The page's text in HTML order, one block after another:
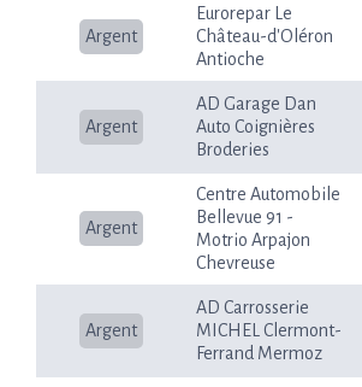
Argent
Eurorepar Le
Château-d'Oléron
Antioche
Argent
AD Garage Dan
Auto Coignières
Broderies
Argent
Centre Automobile
Bellevue 91 -
Motrio Arpajon
Chevreuse
Argent
AD Carrosserie
MICHEL Clermont-
Ferrand Mermoz